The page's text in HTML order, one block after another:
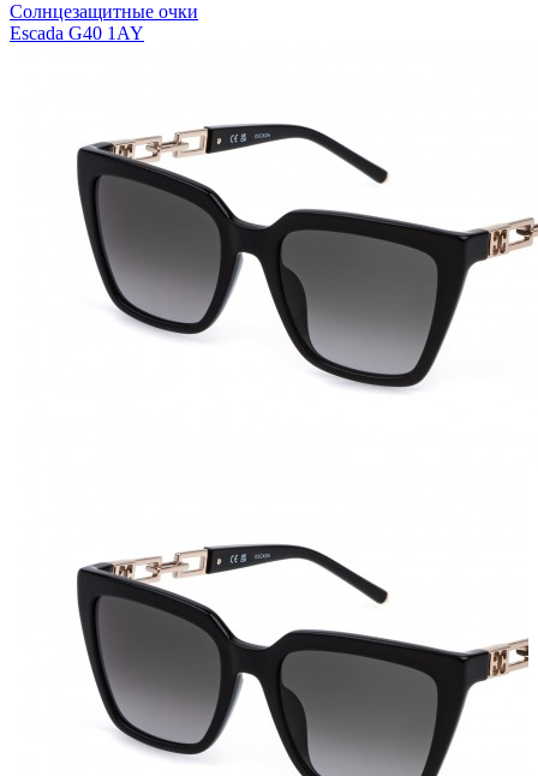
Солнцезащитные очки
Escada G40 1AY